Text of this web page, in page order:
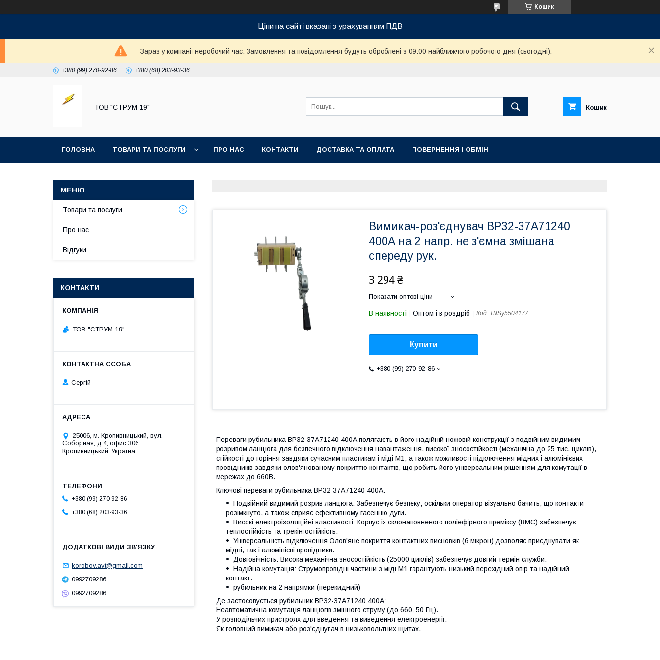
Кошик
Ціни на сайті вказані з урахуванням ПДВ
Зараз у компанії неробочий час. Замовлення та повідомлення будуть оброблені з 09:00 найближчого робочого дня (сьогодні).
+380 (99) 270-92-86 +380 (68) 203-93-36
ТОВ "СТРУМ-19" Кошик
ГОЛОВНА ТОВАРИ ТА ПОСЛУГИ ПРО НАС КОНТАКТИ ДОСТАВКА ТА ОПЛАТА ПОВЕРНЕННЯ І ОБМІН
Вимикач-роз'єднувач ВР32-37A71240
400А на 2 напр. не з'ємна змішана
спереду рук.
3 294 ₴
Показати оптові ціни
В наявності Оптом і в роздріб Код: TNSy5504177
Купити
+380 (99) 270-92-86
Переваги рубильника ВР32-37A71240 400А полягають в його надійній ножовій конструкції з подвійним видимим
розривом ланцюга для безпечного відключення навантаження, високої зносостійкості (механічна до 25 тис. циклів),
стійкості до горіння завдяки сучасним пластикам і міді М1, а також можливості підключення мідних і алюмінієвих
провідників завдяки олов'янованому покриттю контактів, що робить його універсальним рішенням для комутації в
мережах до 660В.
Ключові переваги рубильника ВР32-37A71240 400А:
Подвійний видимий розрив ланцюга: Забезпечує безпеку, оскільки оператор візуально бачить, що контакти
розімкнуто, а також сприяє ефективному гасенню дуги.
Високі електроізоляційні властивості: Корпус із склонаповненого поліефірного преміксу (ВМС) забезпечує
теплостійкість та трекінгостійкість.
Універсальність підключення Олов'яне покриття контактних висновків (6 мікрон) дозволяє приєднувати як
мідні, так і алюмінієві провідники.
Довговічність: Висока механічна зносостійкість (25000 циклів) забезпечує довгий термін служби.
Надійна комутація: Струмопровідні частини з міді М1 гарантують низький перехідний опір та надійний
контакт.
рубильник на 2 напрямки (перекидний)
Де застосовується рубильник ВР32-37A71240 400А:
Неавтоматична комутація ланцюгів змінного струму (до 660, 50 Гц).
У розподільчих пристроях для введення та виведення електроенергії.
Як головний вимикач або роз'єднувач в низьковольтних щитах.
Товари та послуги
Про нас
Відгуки
КОНТАКТИ
ТОВ "СТРУМ-19"
Сергій
25006, м. Кропивницький, вул.
Соборная, д.4, офис 306,
Кропивницький, Україна
+380 (99) 270-92-86
+380 (68) 203-93-36
korobov.avt@gmail.com
0992709286
0992709286